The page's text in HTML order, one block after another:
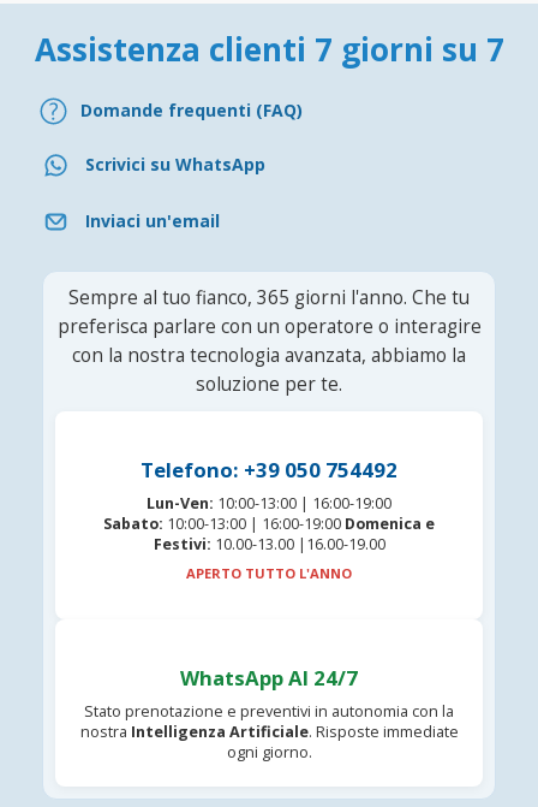
Assistenza clienti 7 giorni su 7
Domande frequenti (FAQ)
Scrivici su WhatsApp
Inviaci un'email
Sempre al tuo fianco, 365 giorni l'anno. Che tu
preferisca parlare con un operatore o interagire
con la nostra tecnologia avanzata, abbiamo la
soluzione per te.
Telefono: +39 050 754492
Lun-Ven: 10:00-13:00 | 16:00-19:00
Sabato: 10:00-13:00 | 16:00-19:00 Domenica e
Festivi: 10.00-13.00 |16.00-19.00
APERTO TUTTO L'ANNO
WhatsApp AI 24/7
Stato prenotazione e preventivi in autonomia con la
nostra Intelligenza Artificiale. Risposte immediate
ogni giorno.